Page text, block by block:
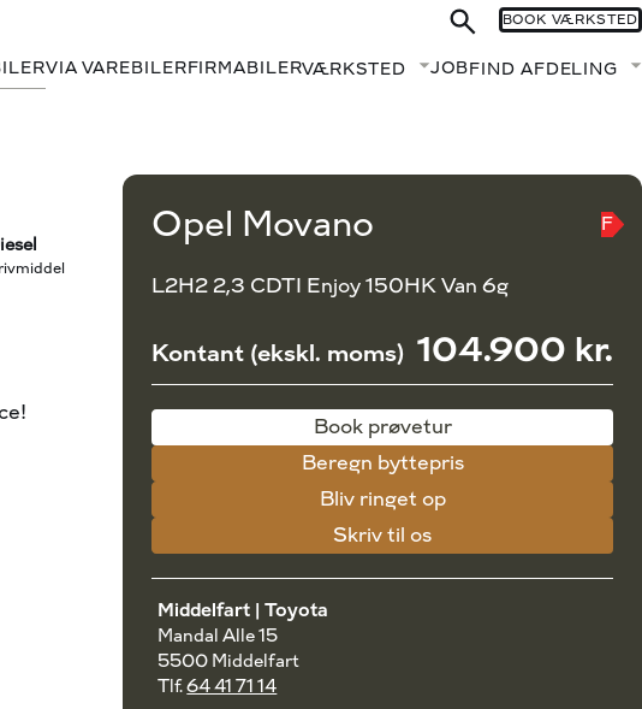
VIA VAREBILER FIRMABILERVÆRKSTED Fold undermenu ud
JOB FIND AFDELING
BOOK VÆRKSTED
Opel Movano
L2H2 2,3 CDTI Enjoy 150HK Van 6g
F
Kontant (ekskl. moms) 104.900 kr.
Book prøvetur
Beregn byttepris
Bliv ringet op
Skriv til os
Middelfart | Toyota
Mandal Alle 15
5500 Middelfart
Tlf.64 41 71 14